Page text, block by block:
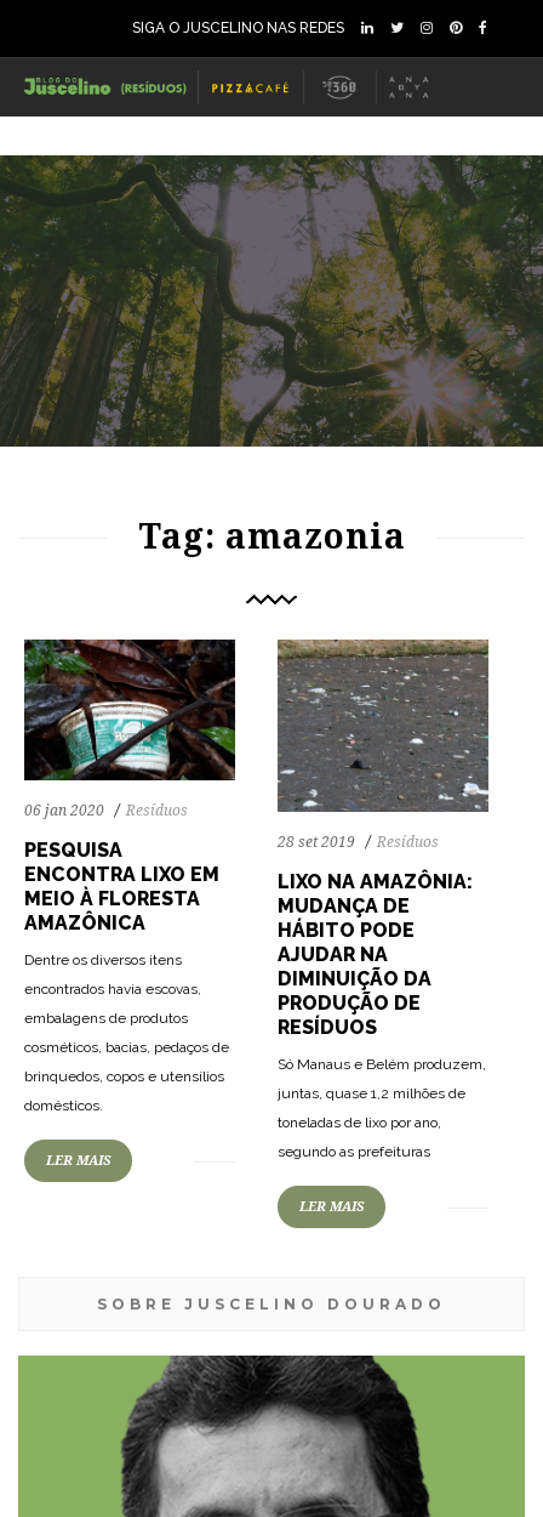
SIGA O JUSCELINO NAS REDES
Tag: amazonia
06 jan 2020 Resíduos
PESQUISA
ENCONTRA LIXO EM
MEIO À FLORESTA
AMAZÔNICA
Dentre os diversos itens
encontrados havia escovas,
embalagens de produtos
cosméticos, bacias, pedaços de
brinquedos, copos e utensílios
domésticos.
LER MAIS
28 set 2019 Resíduos
LIXO NA AMAZÔNIA:
MUDANÇA DE
HÁBITO PODE
AJUDAR NA
DIMINUIÇÃO DA
PRODUÇÃO DE
RESÍDUOS
Só Manaus e Belém produzem,
juntas, quase 1,2 milhões de
toneladas de lixo por ano,
segundo as prefeituras
LER MAIS
SOBRE JUSCELINO DOURADO